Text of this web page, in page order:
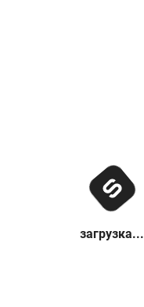
загрузка...